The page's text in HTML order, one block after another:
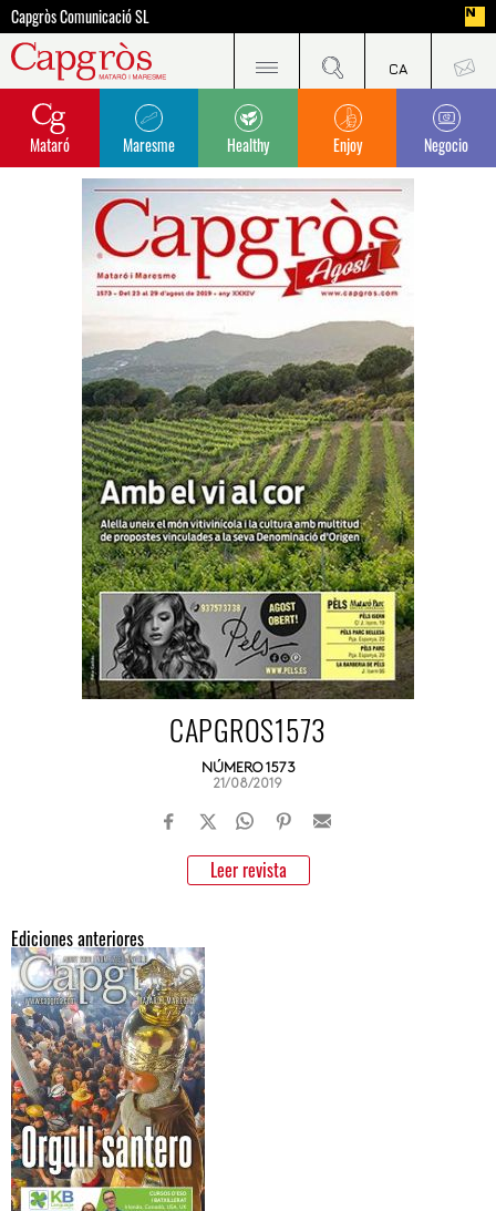
Capgròs Comunicació SL
Mataró Maresme Healthy Enjoy Negocio
CAPGROS1573
NÚMERO 1573
21/08/2019
Leer revista
Ediciones anteriores